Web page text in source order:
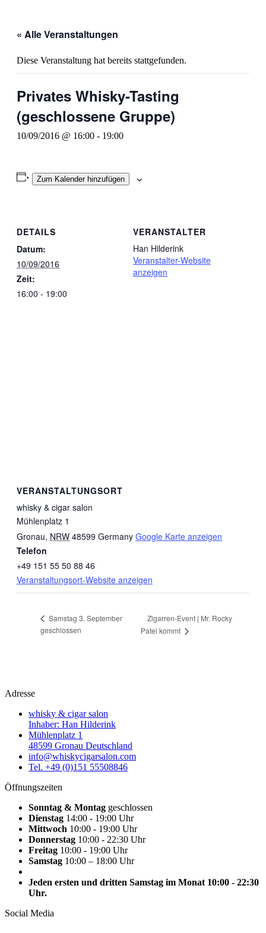
« Alle Veranstaltungen
Diese Veranstaltung hat bereits stattgefunden.
Privates Whisky-Tasting
(geschlossene Gruppe)
10/09/2016 @ 16:00 - 19:00
Zum Kalender hinzufügen
DETAILS
Datum:
10/09/2016
Zeit:
16:00 - 19:00
VERANSTALTER
Han Hilderink
Veranstalter-Website
anzeigen
VERANSTALTUNGSORT
whisky & cigar salon
Mühlenplatz 1
Gronau, NRW 48599 Germany Google Karte anzeigen
Telefon
+49 151 55 50 88 46
Veranstaltungsort-Website anzeigen
Samstag 3. September
geschlossen
Zigarren-Event | Mr. Rocky
Patel kommt
Adresse
whisky & cigar salon
Inhaber: Han Hilderink
Mühlenplatz 1
48599 Gronau Deutschland
info@whiskycigarsalon.com
Tel. +49 (0)151 55508846
Öffnungszeiten
Sonntag & Montag geschlossen
Dienstag 14:00 - 19:00 Uhr
Mittwoch 10:00 - 19:00 Uhr
Donnerstag 10:00 - 22:30 Uhr
Freitag 10:00 - 19:00 Uhr
Samstag 10:00 – 18:00 Uhr
Jeden ersten und dritten Samstag im Monat 10:00 - 22:30
Uhr.
Social Media